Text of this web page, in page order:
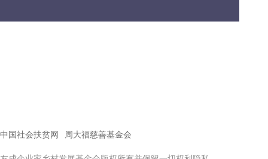
中国社会扶贫网 周大福慈善基金会